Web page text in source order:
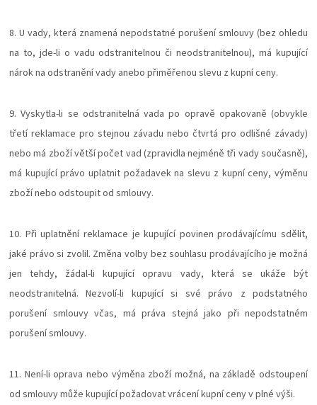
8. U vady, která znamená nepodstatné porušení smlouvy (bez ohledu
na to, jde-li o vadu odstranitelnou či neodstranitelnou), má kupující
nárok na odstranění vady anebo přiměřenou slevu z kupní ceny.
9. Vyskytla-li se odstranitelná vada po opravě opakovaně (obvykle
třetí reklamace pro stejnou závadu nebo čtvrtá pro odlišné závady)
nebo má zboží větší počet vad (zpravidla nejméně tři vady současně),
má kupující právo uplatnit požadavek na slevu z kupní ceny, výměnu
zboží nebo odstoupit od smlouvy.
10. Při uplatnění reklamace je kupující povinen prodávajícímu sdělit,
jaké právo si zvolil. Změna volby bez souhlasu prodávajícího je možná
jen tehdy, žádal-li kupující opravu vady, která se ukáže být
neodstranitelná. Nezvolí-li kupující si své právo z podstatného
porušení smlouvy včas, má práva stejná jako při nepodstatném
porušení smlouvy.
11. Není-li oprava nebo výměna zboží možná, na základě odstoupení
od smlouvy může kupující požadovat vrácení kupní ceny v plné výši.